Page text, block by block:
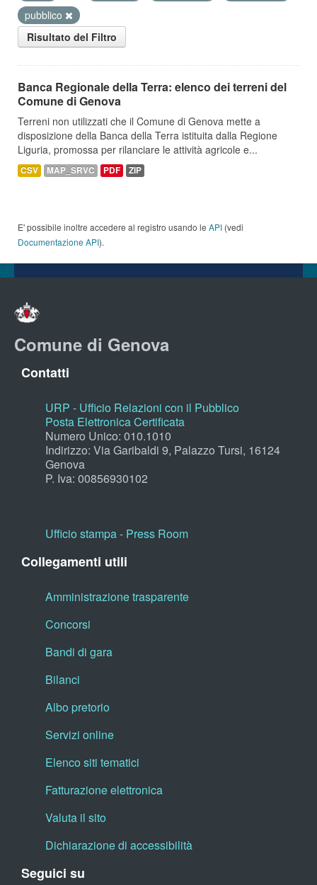
pubblico
Risultato del Filtro
Banca Regionale della Terra: elenco dei terreni del
Comune di Genova
Terreni non utilizzati che il Comune di Genova mette a
disposizione della Banca della Terra istituita dalla Regione
Liguria, promossa per rilanciare le attività agricole e...
CSV MAP_SRVC PDF ZIP
E' possibile inoltre accedere al registro usando le API (vedi
Documentazione API).
Comune di Genova
Contatti
URP - Ufficio Relazioni con il Pubblico
Posta Elettronica Certificata
Numero Unico: 010.1010
Indirizzo: Via Garibaldi 9, Palazzo Tursi, 16124
Genova
P. Iva: 00856930102
Ufficio stampa - Press Room
Collegamenti utili
Amministrazione trasparente
Concorsi
Bandi di gara
Bilanci
Albo pretorio
Servizi online
Elenco siti tematici
Fatturazione elettronica
Valuta il sito
Dichiarazione di accessibilità
Seguici su